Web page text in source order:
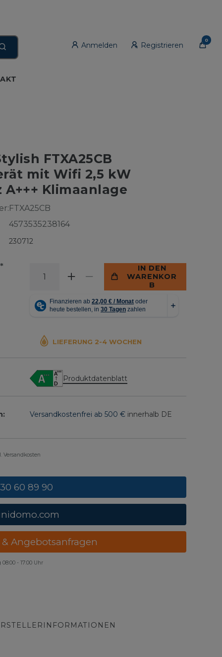
Anmelden Registrieren
0
FTXA25CB
mit Wifi 2,5 kW
A+++ Klimaanlage
FTXA25CB
4573535238164
230712
*
IN DEN
WARENKOR
B
LIEFERUNG 2-4 WOCHEN
Produktdatenblatt
Versandkostenfrei ab 500 € innerhalb DE
Versandkosten
60 89 90
Angebotsanfragen
08:00 - 17:00 Uhr